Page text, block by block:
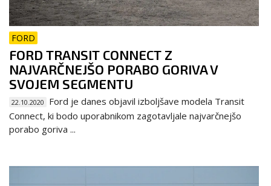
FORD
FORD TRANSIT CONNECT Z
NAJVARČNEJŠO PORABO GORIVA V
SVOJEM SEGMENTU
22.10.2020
Ford je danes objavil izboljšave modela Transit
Connect, ki bodo uporabnikom zagotavljale najvarčnejšo
porabo goriva ...